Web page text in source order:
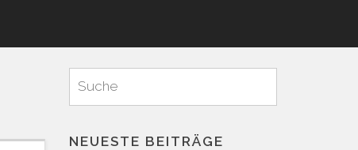
für:
Suchen
NEUESTE BEITRÄGE